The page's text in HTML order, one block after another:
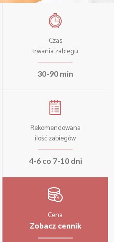
Czas
trwania zabiegu
30-90 min
Rekomendowana
ilość zabiegów
4-6 co 7-10 dni
Cena
Zobacz cennik